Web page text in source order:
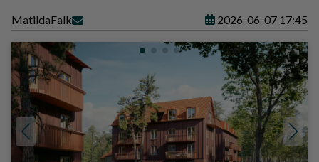
MatildaFalk 2026-06-07 17:45